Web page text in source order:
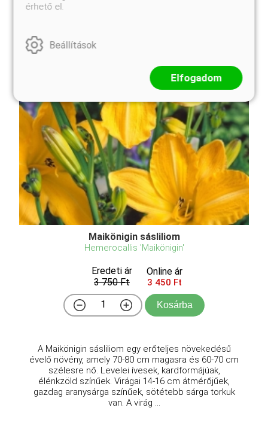
Maikönigin sásliliom
Hemerocallis 'Maikönigin'
Eredeti ár
3 750 Ft
Online ár
3 450 Ft
Kosárba
A Maikönigin sásliliom egy erőteljes növekedésű
évelő növény, amely 70-80 cm magasra és 60-70 cm
szélesre nő. Levelei ívesek, kardformájúak,
élénkzöld színűek. Virágai 14-16 cm átmérőjűek,
gazdag aranysárga színűek, sötétebb sárga torkuk
van. A virág ...
érhető el.
Beállítások
Elfogadom